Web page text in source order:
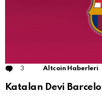
3 Comments
Altcoin Haberleri
Katalan Devi